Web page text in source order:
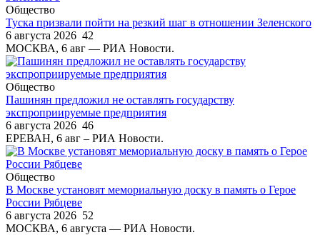
Общество
Туска призвали пойти на резкий шаг в отношении Зеленского
6 августа 2026 42
МОСКВА, 6 авг — РИА Новости.
Общество
Пашинян предложил не оставлять государству
экспроприируемые предприятия
6 августа 2026 46
ЕРЕВАН, 6 авг – РИА Новости.
Общество
В Москве установят мемориальную доску в память о Герое
России Рябцеве
6 августа 2026 52
МОСКВА, 6 августа — РИА Новости.